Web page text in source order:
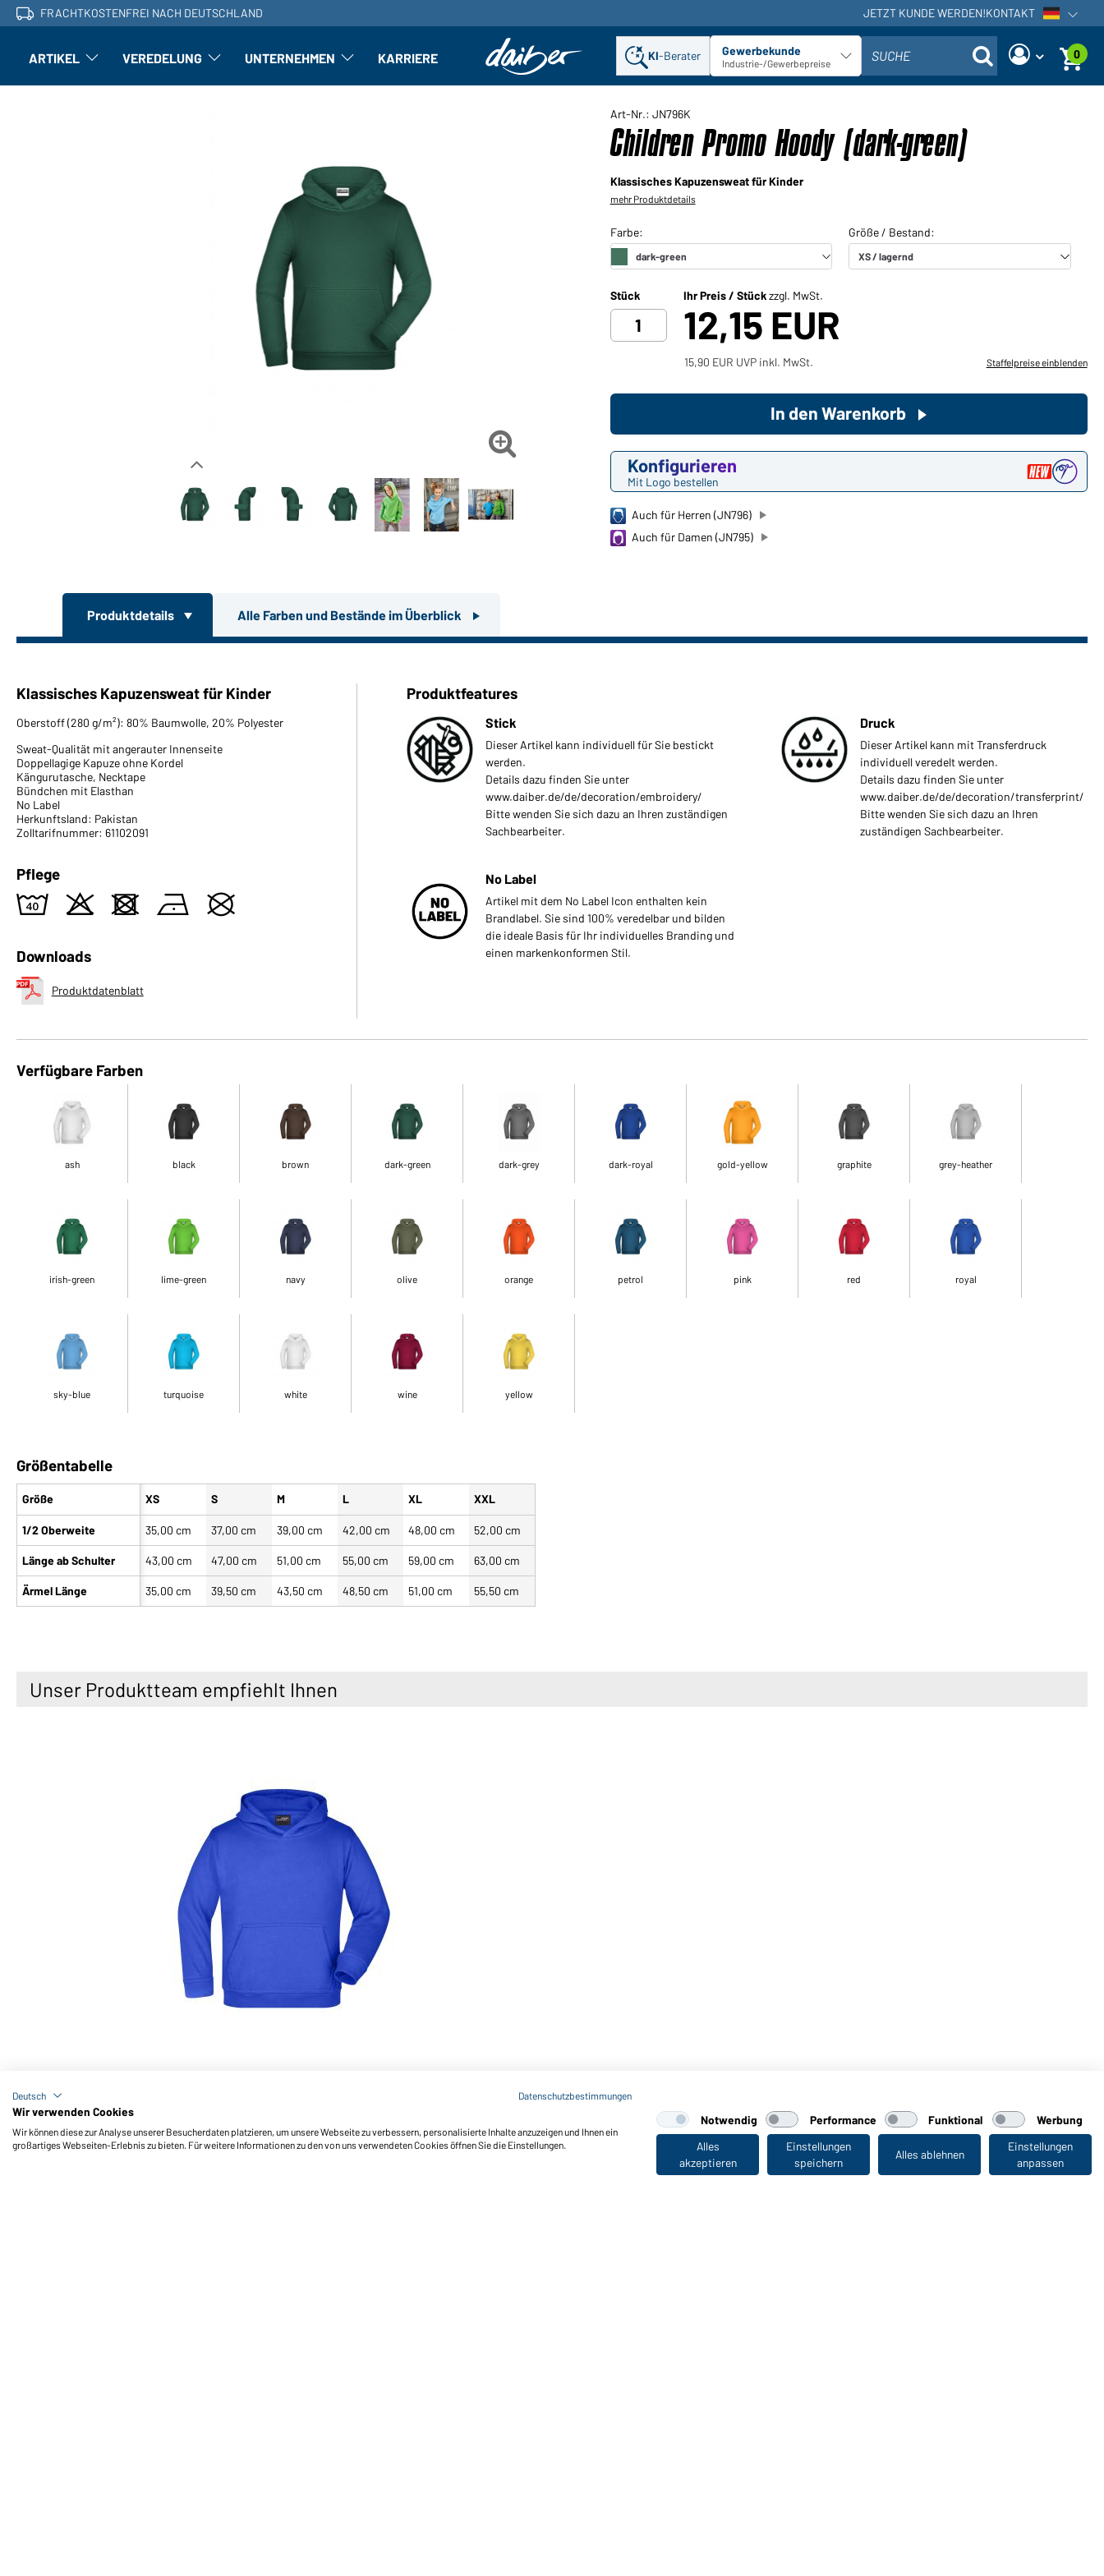
FRACHTKOSTENFREI NACH DEUTSCHLAND JETZT KUNDE WERDEN!KONTAKT
ARTIKEL Artikel: Untermenü öffnen
VEREDELUNG Veredelung: Untermenü öffnen
UNTERNEHMEN Unternehmen: Untermenü öffnen
KARRIERE KI-Berater Kundentyp auswählen
Gewerbekunde
Industrie-/Gewerbepreise
SUCHE
bereits ein Kundenkonto?
Benutzername:
Einloggen
Passwort
Sie möchten Händler werden?
Sie möchten gerne für Ihren
Hier geht's zu unserem
Benutzername:
Jetzt anfordern
Zurück
zum Login
0

Art-Nr.: JN796K
Children Promo Hoody (dark-green)
Klassisches Kapuzensweat für Kinder
mehr Produktdetails
Stück Ihr Preis / Stückzzgl. MwSt.
12,15 EUR
15,90 EUR UVP inkl. MwSt. Staffelpreise einblenden
Konfigurieren
Mit Logo bestellen
In den Warenkorb
Auch für Herren (JN796)
Auch für Damen (JN795)
Produktdetails Alle Farben und Bestände im Überblick
Klassisches Kapuzensweat für Kinder
Oberstoff (280 g/m²): 80% Baumwolle, 20% Polyester
Sweat-Qualität mit angerauter Innenseite
Doppellagige Kapuze ohne Kordel
Kängurutasche, Necktape
Bündchen mit Elasthan
No Label
Herkunftsland: Pakistan
Zolltarifnummer: 61102091
Pflege
8 o d n U
Downloads
Produktdatenblatt
Produktfeatures
Stick
Dieser Artikel kann individuell für Sie bestickt
werden.
Details dazu finden Sie unter
www.daiber.de/de/decoration/embroidery/
Bitte wenden Sie sich dazu an Ihren zuständigen
Sachbearbeiter.
Druck
Dieser Artikel kann mit Transferdruck
individuell veredelt werden.
Details dazu finden Sie unter
www.daiber.de/de/decoration/transferprint/
Bitte wenden Sie sich dazu an Ihren
zuständigen Sachbearbeiter.
No Label
Artikel mit dem No Label Icon enthalten kein
Brandlabel. Sie sind 100% veredelbar und bilden
die ideale Basis für Ihr individuelles Branding und
einen markenkonformen Stil.
Verfügbare Farben
ash black brown dark-green dark-grey dark-royal gold-yellow graphite grey-heather
irish-green lime-green navy olive orange petrol pink red royal
sky-blue turquoise white wine yellow
Größentabelle
Größe
1/2 Oberweite
Länge ab Schulter
Ärmel Länge
XS S M L XL XXL
35,00 cm 37,00 cm 39,00 cm 42,00 cm 48,00 cm 52,00 cm
43,00 cm 47,00 cm 51,00 cm 55,00 cm 59,00 cm 63,00 cm
35,00 cm 39,50 cm 43,50 cm 48,50 cm 51,00 cm 55,50 cm
Unser Produktteam empfiehlt Ihnen
Hooded Sweat Junior (royal)
Zuletzt angesehen
Deutsch Datenschutzbestimmungen
Wir verwenden Cookies
Wir können diese zur Analyse unserer Besucherdaten platzieren, um unsere Webseite zu verbessern, personalisierte Inhalte anzuzeigen und Ihnen ein
großartiges Webseiten-Erlebnis zu bieten. Für weitere Informationen zu den von uns verwendeten Cookies öffnen Sie die Einstellungen.
Notwendig Performance Funktional
Werbung
Alles
akzeptieren
Einstellungen
speichern
Alles ablehnen
Einstellungen
anpassen